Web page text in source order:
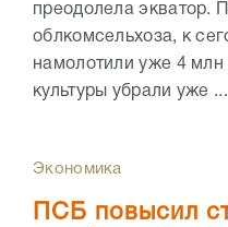
преодолела экватор.
облкомсельхоза, к
намолотили уже 4
культуры убрали уже ...
Экономика
ПСБ повысил